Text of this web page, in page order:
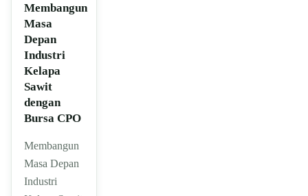
Membangun
Masa
Depan
Industri
Kelapa
Sawit
dengan
Bursa CPO
Membangun
Masa Depan
Industri